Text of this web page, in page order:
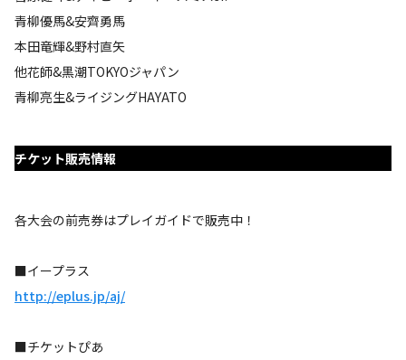
青柳優馬&安齊勇馬
本田竜輝&野村直矢
他花師&黒潮TOKYOジャパン
青柳亮生&ライジングHAYATO
チケット販売情報
各大会の前売券はプレイガイドで販売中！
■イープラス
http://eplus.jp/aj/
■チケットぴあ